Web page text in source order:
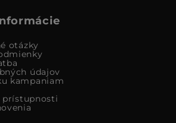
otázky
údajov
kampaniam
prístupnosti